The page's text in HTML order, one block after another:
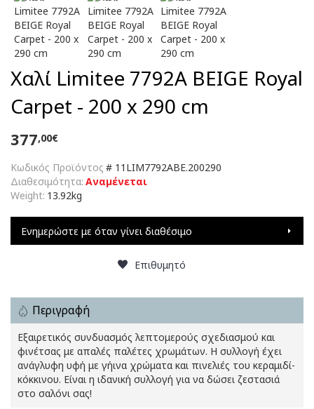
Χαλί Limitee 7792A BEIGE Royal
Carpet - 200 x 290 cm
Κωδικός Προϊόντος # 11LIM7792ABE.200290
Διαθεσιμότητα: Αναμένεται
Weight: 13.92kg
377,00€
Ενημερώστε με όταν γίνει διαθέσιμο
Επιθυμητό
Περιγραφή
Εξαιρετικός συνδυασμός λεπτομερούς σχεδιασμού και
φινέτσας με απαλές παλέτες χρωμάτων. Η συλλογή έχει
ανάγλυφη υφή με γήινα χρώματα και πινελιές του κεραμιδί-
κόκκινου. Είναι η ιδανική συλλογή για να δώσει ζεστασιά
στο σαλόνι σας!